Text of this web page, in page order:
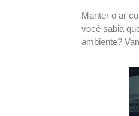
Manter o ar
você sabia
ambiente?